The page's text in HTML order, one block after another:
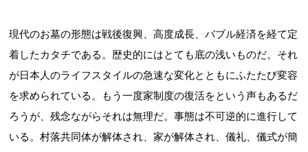
現代のお墓の形態は戦後復興、高度成長、バブル経済を経て定
着したカタチである。歴史的にはとても底の浅いものだ。それ
が日本人のライフスタイルの急速な変化とともにふたたび変容
を求められている。もう一度家制度の復活をという声もあるだ
ろうが、残念ながらそれは無理だ。事態は不可逆的に進行して
いる。村落共同体が解体され、家が解体され、儀礼、儀式が簡